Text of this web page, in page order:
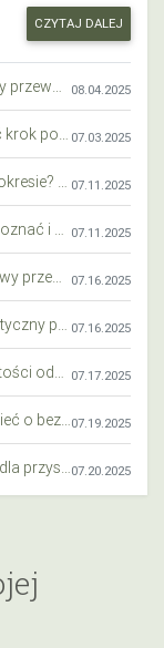
CZYTAJ DALEJ
08.04.2025
07.03.2025
07.11.2025
07.11.2025
07.16.2025
07.16.2025
07.17.2025
07.19.2025
07.20.2025